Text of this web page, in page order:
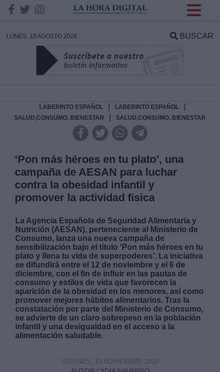
LUNES, 10 AGOSTO 2026 BUSCAR
LABERINTO ESPAÑOL LABERINTO ESPAÑOL
SALUD,CONSUMO, BIENESTAR SALUD,CONSUMO, BIENESTAR
‘Pon más héroes en tu plato’, una
campaña de AESAN para luchar
contra la obesidad infantil y
promover la actividad física
La Agencia Española de Seguridad Alimentaria y
Nutrición (AESAN), perteneciente al Ministerio de
Consumo, lanza una nueva campaña de
sensibilización bajo el título ‘Pon más héroes en tu
plato y llena tu vida de superpoderes’. La iniciativa
se difundirá entre el 12 de noviembre y el 6 de
diciembre, con el fin de influir en las pautas de
consumo y estilos de vida que favorecen la
aparición de la obesidad en los menores, así como
promover mejores hábitos alimentarios. Tras la
constatación por parte del Ministerio de Consumo,
se advierte de un claro sobrepeso en la población
infantil y una desigualdad en el acceso a la
alimentación saludable.
VIERNES, 13 NOVIEMBRE 2020
DATOS
Responsable:
Legitimación:
Destinatarios:
Derechos:
link
Información adicional
link